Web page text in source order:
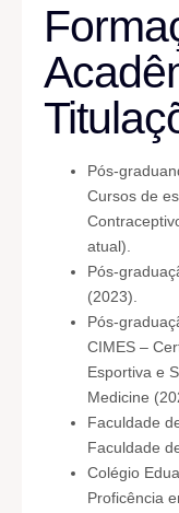
Pós-
Cursos de
atual).
Pós-
(2023).
Pós-
CIMES –
Esportiva e
Medicine
Faculdade
Faculdade
Colégio
Proficência